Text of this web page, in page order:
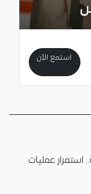
استمع الآن
24 ساعة.. استمرار عمليات